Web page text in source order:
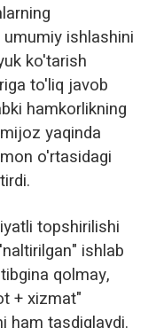
ishlashini
ko'tarish
to'liq javob
hamkorlikning
yaqinda
o'rtasidagi
topshirilishi
ishlab
qolmay,
+ xizmat"
ham tasdiqlaydi.